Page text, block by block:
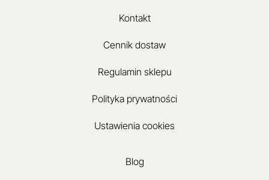
Kontakt
Cennik dostaw
Regulamin sklepu
Polityka prywatności
Ustawienia cookies
Blog